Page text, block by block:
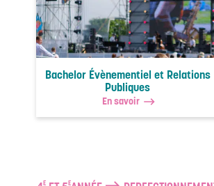
Bachelor Évènementiel et Relations
Publiques
En savoir
E E